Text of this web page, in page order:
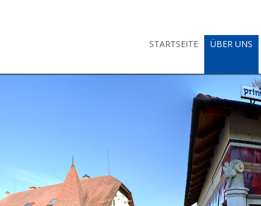
STARTSEITE ÜBER UNS